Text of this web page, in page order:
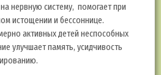
нервную систему, помогает при
истощении и бессоннице.
активных детей неспособных
улучшает память, усидчивость